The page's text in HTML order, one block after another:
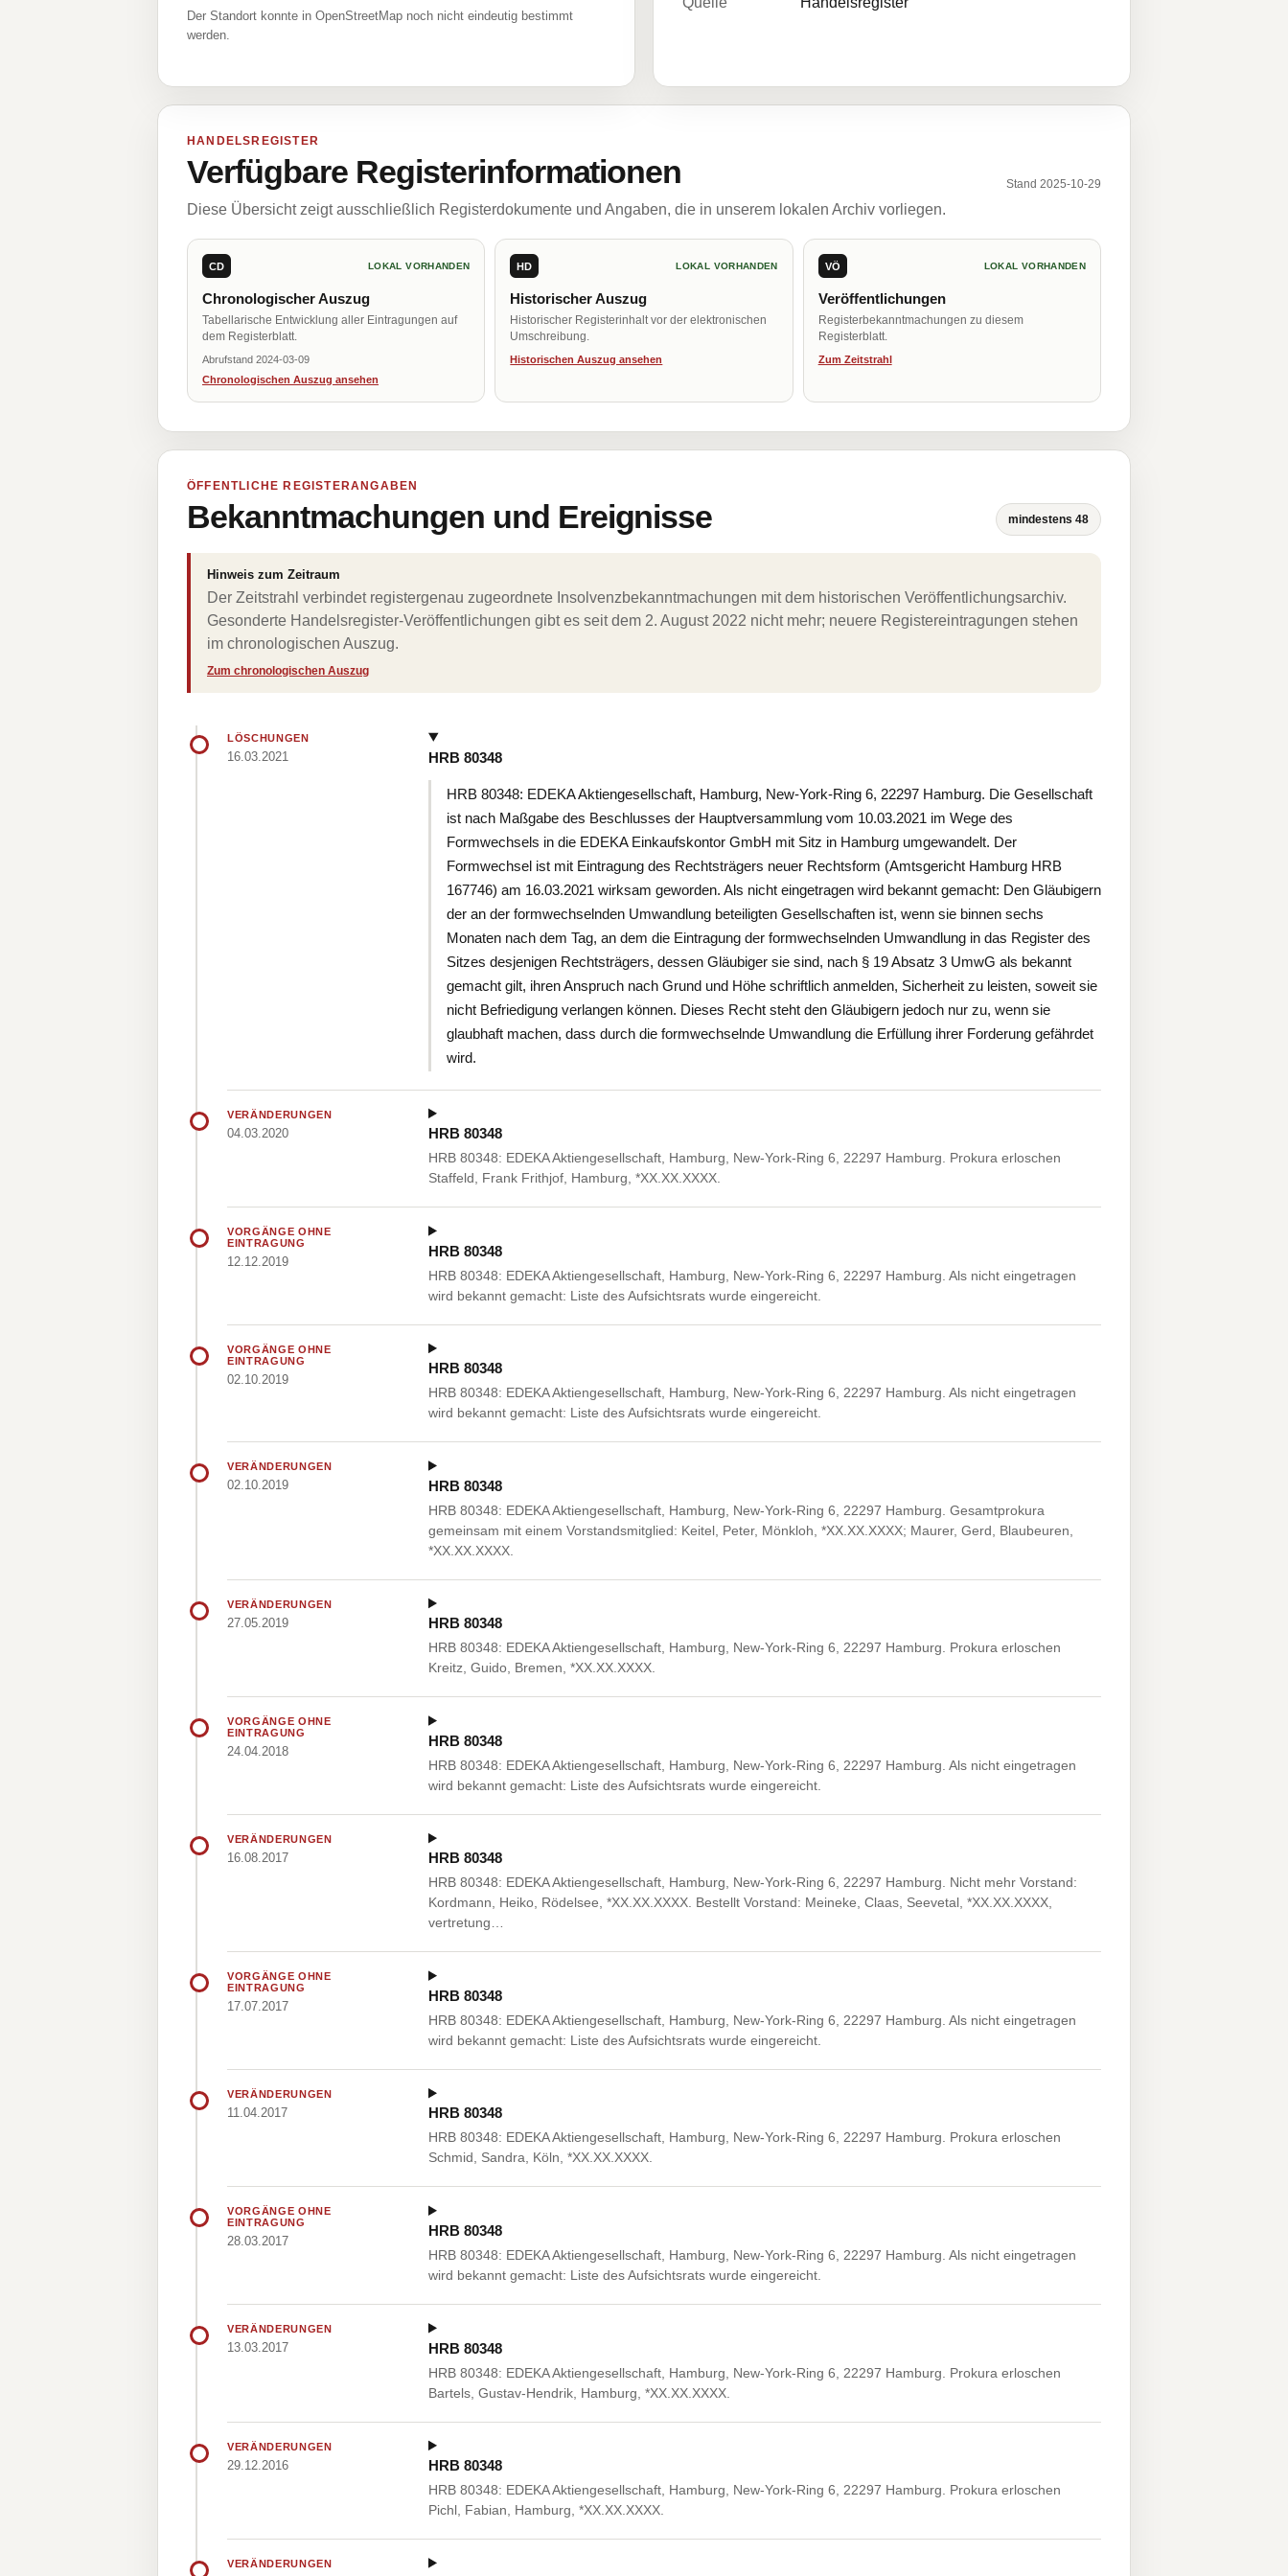
Der Standort konnte in OpenStreetMap noch nicht eindeutig bestimmt
werden.
HANDELSREGISTER
Verfügbare Registerinformationen Stand 2025-10-29
Diese Übersicht zeigt ausschließlich Registerdokumente und Angaben, die in unserem lokalen Archiv vorliegen.
CD LOKAL VORHANDEN
Chronologischer Auszug
Tabellarische Entwicklung aller Eintragungen auf
dem Registerblatt.
Abrufstand 2024-03-09
Chronologischen Auszug ansehen
HD LOKAL VORHANDEN
Historischer Auszug
Historischer Registerinhalt vor der elektronischen
Umschreibung.
Historischen Auszug ansehen
VÖ LOKAL VORHANDEN
Veröffentlichungen
Registerbekanntmachungen zu diesem
Registerblatt.
Zum Zeitstrahl
ÖFFENTLICHE REGISTERANGABEN
Bekanntmachungen und Ereignisse mindestens 48
Hinweis zum Zeitraum
Der Zeitstrahl verbindet registergenau zugeordnete Insolvenzbekanntmachungen mit dem historischen Veröffentlichungsarchiv.
Gesonderte Handelsregister-Veröffentlichungen gibt es seit dem 2. August 2022 nicht mehr; neuere Registereintragungen stehen
im chronologischen Auszug.
Zum chronologischen Auszug
LÖSCHUNGEN
16.03.2021 HRB 80348
HRB 80348: EDEKA Aktiengesellschaft, Hamburg, New-York-Ring 6, 22297 Hamburg. Die Gesellschaft
ist nach Maßgabe des Beschlusses der Hauptversammlung vom 10.03.2021 im Wege des
Formwechsels in die EDEKA Einkaufskontor GmbH mit Sitz in Hamburg umgewandelt. Der
Formwechsel ist mit Eintragung des Rechtsträgers neuer Rechtsform (Amtsgericht Hamburg HRB
167746) am 16.03.2021 wirksam geworden. Als nicht eingetragen wird bekannt gemacht: Den Gläubigern
der an der formwechselnden Umwandlung beteiligten Gesellschaften ist, wenn sie binnen sechs
Monaten nach dem Tag, an dem die Eintragung der formwechselnden Umwandlung in das Register des
Sitzes desjenigen Rechtsträgers, dessen Gläubiger sie sind, nach § 19 Absatz 3 UmwG als bekannt
gemacht gilt, ihren Anspruch nach Grund und Höhe schriftlich anmelden, Sicherheit zu leisten, soweit sie
nicht Befriedigung verlangen können. Dieses Recht steht den Gläubigern jedoch nur zu, wenn sie
glaubhaft machen, dass durch die formwechselnde Umwandlung die Erfüllung ihrer Forderung gefährdet
wird.
VERÄNDERUNGEN
04.03.2020 HRB 80348
HRB 80348: EDEKA Aktiengesellschaft, Hamburg, New-York-Ring 6, 22297 Hamburg. Prokura erloschen
Staffeld, Frank Frithjof, Hamburg, *XX.XX.XXXX.
VORGÄNGE OHNE
EINTRAGUNG
12.12.2019
HRB 80348
HRB 80348: EDEKA Aktiengesellschaft, Hamburg, New-York-Ring 6, 22297 Hamburg. Als nicht eingetragen
wird bekannt gemacht: Liste des Aufsichtsrats wurde eingereicht.
VORGÄNGE OHNE
EINTRAGUNG
02.10.2019
HRB 80348
HRB 80348: EDEKA Aktiengesellschaft, Hamburg, New-York-Ring 6, 22297 Hamburg. Als nicht eingetragen
wird bekannt gemacht: Liste des Aufsichtsrats wurde eingereicht.
VERÄNDERUNGEN
02.10.2019 HRB 80348
HRB 80348: EDEKA Aktiengesellschaft, Hamburg, New-York-Ring 6, 22297 Hamburg. Gesamtprokura
gemeinsam mit einem Vorstandsmitglied: Keitel, Peter, Mönkloh, *XX.XX.XXXX; Maurer, Gerd, Blaubeuren,
*XX.XX.XXXX.
VERÄNDERUNGEN
27.05.2019 HRB 80348
HRB 80348: EDEKA Aktiengesellschaft, Hamburg, New-York-Ring 6, 22297 Hamburg. Prokura erloschen
Kreitz, Guido, Bremen, *XX.XX.XXXX.
VORGÄNGE OHNE
EINTRAGUNG
24.04.2018
HRB 80348
HRB 80348: EDEKA Aktiengesellschaft, Hamburg, New-York-Ring 6, 22297 Hamburg. Als nicht eingetragen
wird bekannt gemacht: Liste des Aufsichtsrats wurde eingereicht.
VERÄNDERUNGEN
16.08.2017 HRB 80348
HRB 80348: EDEKA Aktiengesellschaft, Hamburg, New-York-Ring 6, 22297 Hamburg. Nicht mehr Vorstand:
Kordmann, Heiko, Rödelsee, *XX.XX.XXXX. Bestellt Vorstand: Meineke, Claas, Seevetal, *XX.XX.XXXX,
vertretung…
VORGÄNGE OHNE
EINTRAGUNG
17.07.2017
HRB 80348
HRB 80348: EDEKA Aktiengesellschaft, Hamburg, New-York-Ring 6, 22297 Hamburg. Als nicht eingetragen
wird bekannt gemacht: Liste des Aufsichtsrats wurde eingereicht.
VERÄNDERUNGEN
11.04.2017 HRB 80348
HRB 80348: EDEKA Aktiengesellschaft, Hamburg, New-York-Ring 6, 22297 Hamburg. Prokura erloschen
Schmid, Sandra, Köln, *XX.XX.XXXX.
VORGÄNGE OHNE
EINTRAGUNG
28.03.2017
HRB 80348
HRB 80348: EDEKA Aktiengesellschaft, Hamburg, New-York-Ring 6, 22297 Hamburg. Als nicht eingetragen
wird bekannt gemacht: Liste des Aufsichtsrats wurde eingereicht.
VERÄNDERUNGEN
13.03.2017 HRB 80348
HRB 80348: EDEKA Aktiengesellschaft, Hamburg, New-York-Ring 6, 22297 Hamburg. Prokura erloschen
Bartels, Gustav-Hendrik, Hamburg, *XX.XX.XXXX.
VERÄNDERUNGEN
29.12.2016 HRB 80348
HRB 80348: EDEKA Aktiengesellschaft, Hamburg, New-York-Ring 6, 22297 Hamburg. Prokura erloschen
Pichl, Fabian, Hamburg, *XX.XX.XXXX.
VERÄNDERUNGEN